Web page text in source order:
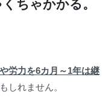
ちゃかかる。
労力を6カ月～1年は継
しれません。